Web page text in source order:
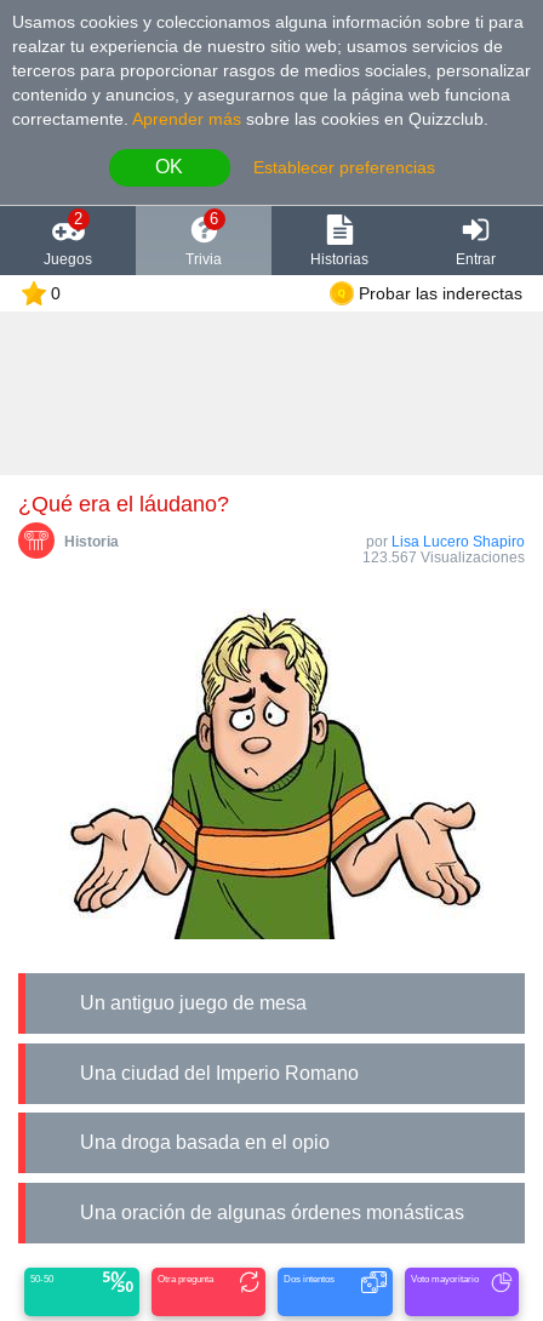
Usamos cookies y coleccionamos alguna información sobre ti para
realzar tu experiencia de nuestro sitio web; usamos servicios de
terceros para proporcionar rasgos de medios sociales, personalizar
contenido y anuncios, y asegurarnos que la página web funciona
correctamente. Aprender más sobre las cookies en Quizzclub.
OK Establecer preferencias
2
Juegos
6
Trivia Historias Entrar
0 Probar las inderectas
¿Qué era el láudano?
Historia por Lisa Lucero Shapiro
123.567 Visualizaciones
Un antiguo juego de mesa
Una ciudad del Imperio Romano
Una droga basada en el opio
Una oración de algunas órdenes monásticas
50-50 Otra pregunta Dos intentos Voto mayoritario